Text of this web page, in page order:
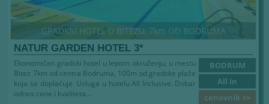
GRADKSI HOTEL U BITEZU, 7km OD BODRUMA
NATUR GARDEN HOTEL 3*
BODRUM
All In
cenovnik >>
Ekonomičan gradski hotel u lepom okruženju, u mestu
Bitez 7km od centra Bodruma, 100m od gradske plaže
koja se doplaćuje. Usluga u hotelu All Inclusive. Dobar
odnos cene i kvaliteta...